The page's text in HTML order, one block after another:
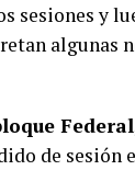
sesiones y
algunas
de sesión